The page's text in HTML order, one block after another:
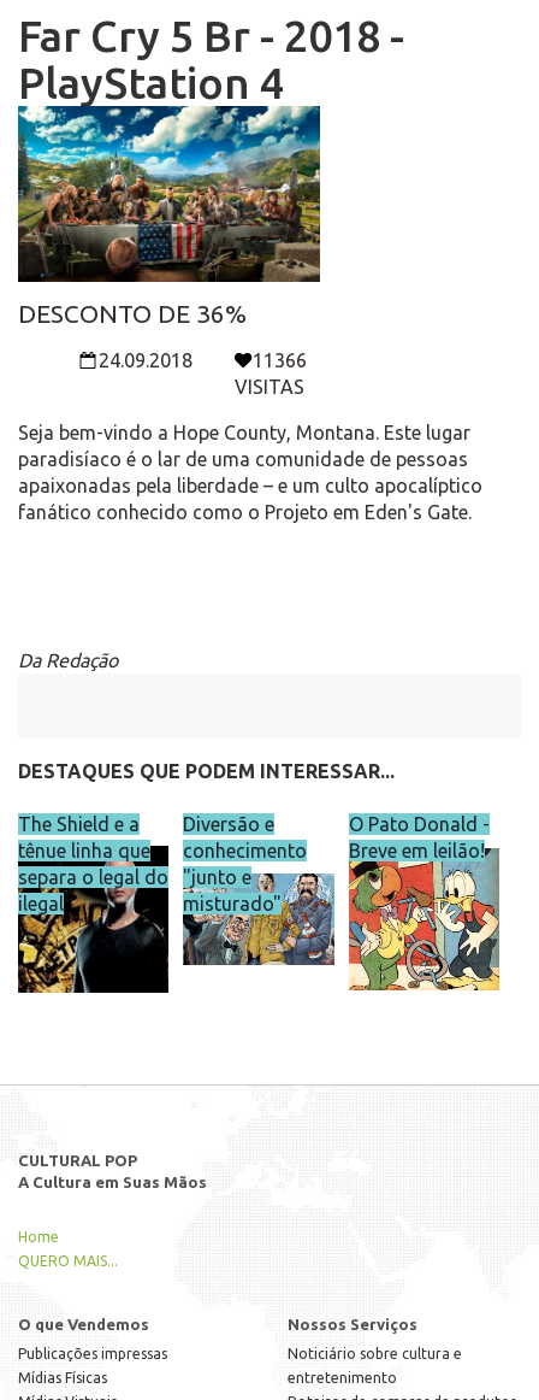
Far Cry 5 Br - 2018 -
PlayStation 4
DESCONTO DE 36%
24.09.2018
11366
VISITAS
Seja bem-vindo a Hope County, Montana. Este lugar
paradisíaco é o lar de uma comunidade de pessoas
apaixonadas pela liberdade – e um culto apocalíptico
fanático conhecido como o Projeto em Eden's Gate.
Da Redação
DESTAQUES QUE PODEM INTERESSAR...
The Shield e a
tênue linha que
separa o legal do
ilegal
Diversão e
conhecimento
"junto e
misturado"
O Pato Donald -
Breve em leilão!
CULTURAL POP
A Cultura em Suas Mãos
Home
QUERO MAIS...
O que Vendemos
Publicações impressas
Mídias Físicas
Nossos Serviços
Noticiário sobre cultura e
entretenimento